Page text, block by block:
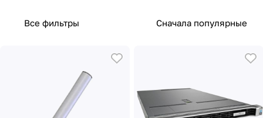
Все фильтры Сначала популярные